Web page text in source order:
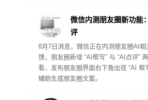
微信内测朋友圈新功能
评
8月7日消息，微信正在内测朋友圈AI相
馈，朋友圈新增 “AI帮写” 与 “AI点评”
看，发布朋友圈界面右下角出现 “AI 帮
辅助生成朋友圈文案。